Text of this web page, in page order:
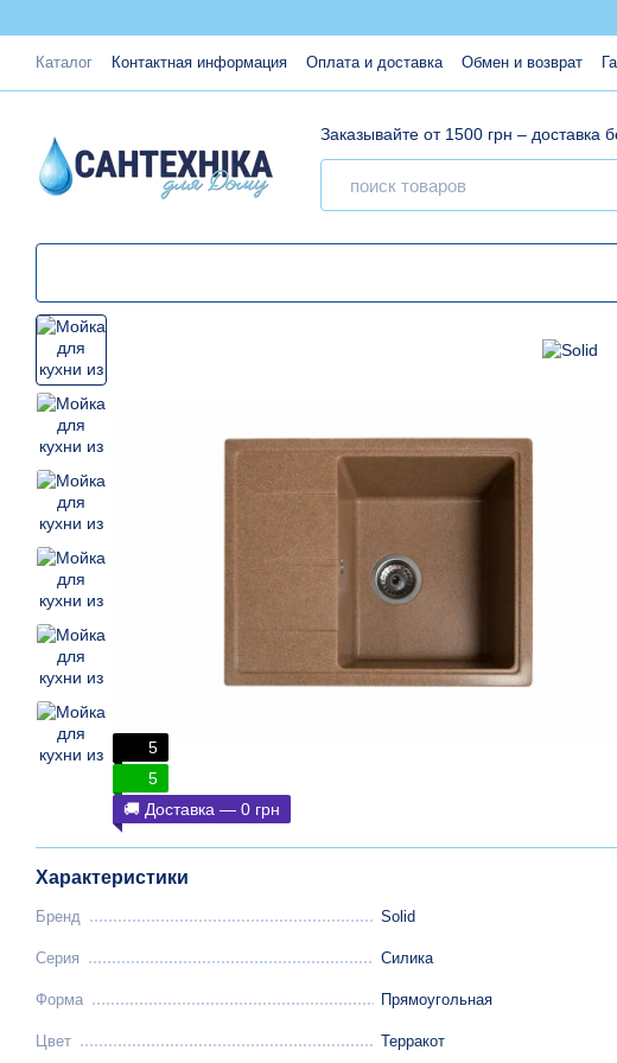
Каталог Контактная информация Оплата и доставка Обмен и возврат
Заказывайте от 1500 грн – доставка
5
5
🚚 Доставка — 0 грн
Характеристики
Бренд Solid
Серия Силика
Форма Прямоугольная
Цвет Терракот